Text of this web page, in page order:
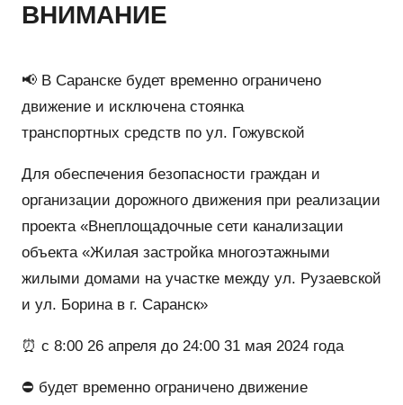
ВНИМАНИЕ
📢 В Саранске будет временно ограничено
движение и исключена стоянка
транспортных средств по ул. Гожувской
Для обеспечения безопасности граждан и
организации дорожного движения при реализации
проекта «Внеплощадочные сети канализации
объекта «Жилая застройка многоэтажными
жилыми домами на участке между ул. Рузаевской
и ул. Борина в г. Саранск»
⏰ с 8:00 26 апреля до 24:00 31 мая 2024 года
⛔️ будет временно ограничено движение